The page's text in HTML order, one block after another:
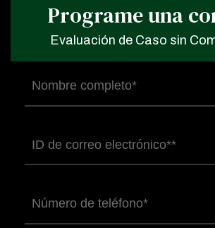
Programe una
Evaluación de Caso sin
Nombre
completo(Obligatorio)
Correo
electrónico(Obligatorio)
Número
de